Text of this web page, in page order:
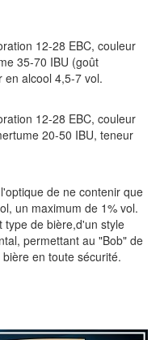
12-28 EBC, couleur
35-70 IBU (goût
en alcool 4,5-7 vol.
12-28 EBC, couleur
20-50 IBU, teneur
de ne contenir que
un maximum de 1% vol.
type de bière,d'un style
permettant au "Bob" de
en toute sécurité.